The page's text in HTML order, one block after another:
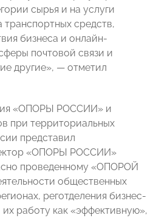
сырья и на услуги
транспортных средств,
бизнеса и онлайн-
почтовой связи и
другие», — отметил
«ОПОРЫ РОССИИ» и
при территориальных
представил
«ОПОРЫ РОССИИ»
проведенному «ОПОРОЙ
общественных
реготделения бизнес-
работу как «эффективную»,